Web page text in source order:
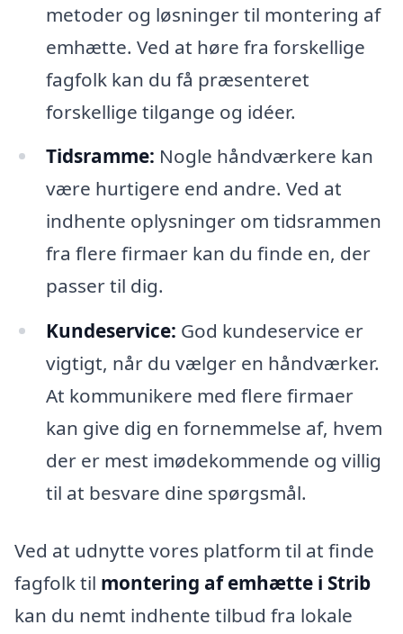
metoder og løsninger til montering af
emhætte. Ved at høre fra forskellige
fagfolk kan du få præsenteret
forskellige tilgange og idéer.
Tidsramme: Nogle håndværkere kan
være hurtigere end andre. Ved at
indhente oplysninger om tidsrammen
fra flere firmaer kan du finde en, der
passer til dig.
Kundeservice: God kundeservice er
vigtigt, når du vælger en håndværker.
At kommunikere med flere firmaer
kan give dig en fornemmelse af, hvem
der er mest imødekommende og villig
til at besvare dine spørgsmål.
Ved at udnytte vores platform til at finde
fagfolk til montering af emhætte i Strib
kan du nemt indhente tilbud fra lokale